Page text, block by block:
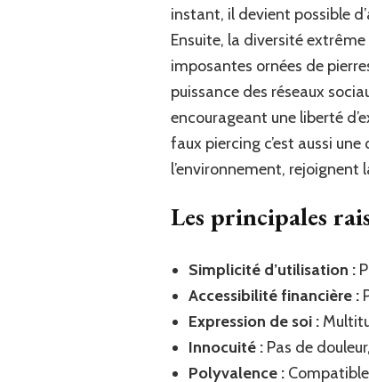
instant, il devient possible
Ensuite, la diversité
imposantes ornées de
puissance des réseaux
encourageant une liberté
faux piercing c’est aussi
l’environnement, rejoignent
Les principales
Simplicité d’utilisation :
Accessibilité financière :
Expression de soi :
Innocuité : Pas de
Polyvalence :